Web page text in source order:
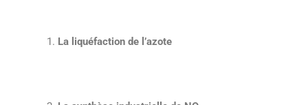
La liquéfaction de l’azote